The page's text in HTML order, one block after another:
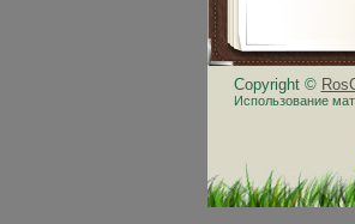
Copyright ©
Использование